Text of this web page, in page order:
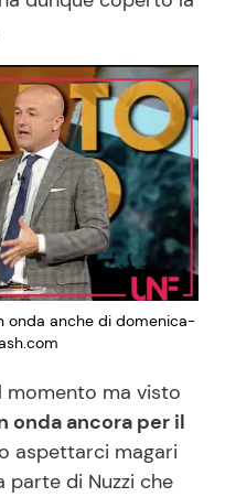
onda anche di domenica-
momento ma visto
onda ancora per il
aspettarci magari
parte di Nuzzi che